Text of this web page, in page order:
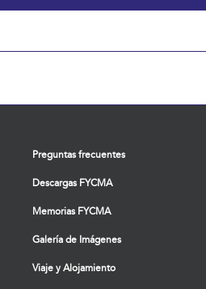
Preguntas frecuentes
Descargas FYCMA
Memorias FYCMA
Galería de Imágenes
Viaje y Alojamiento